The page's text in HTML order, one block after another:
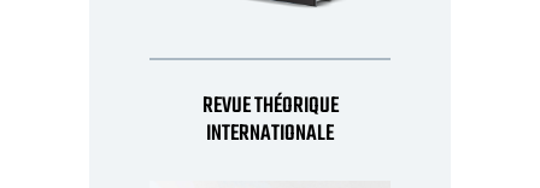
REVUE THÉORIQUE
INTERNATIONALE